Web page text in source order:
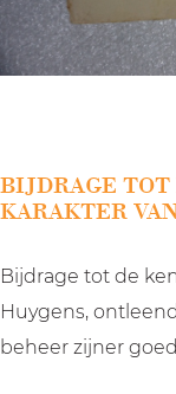
a
e
BIJDRAGE
KARAKTER
Bijdrage tot de
Huygens,
beheer zijner